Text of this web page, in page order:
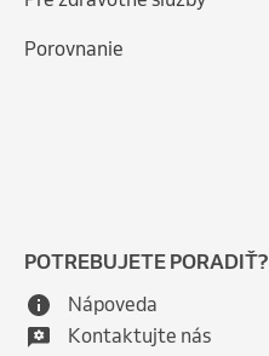
Porovnanie
POTREBUJETE PORADIŤ?
Nápoveda
Kontaktujte nás